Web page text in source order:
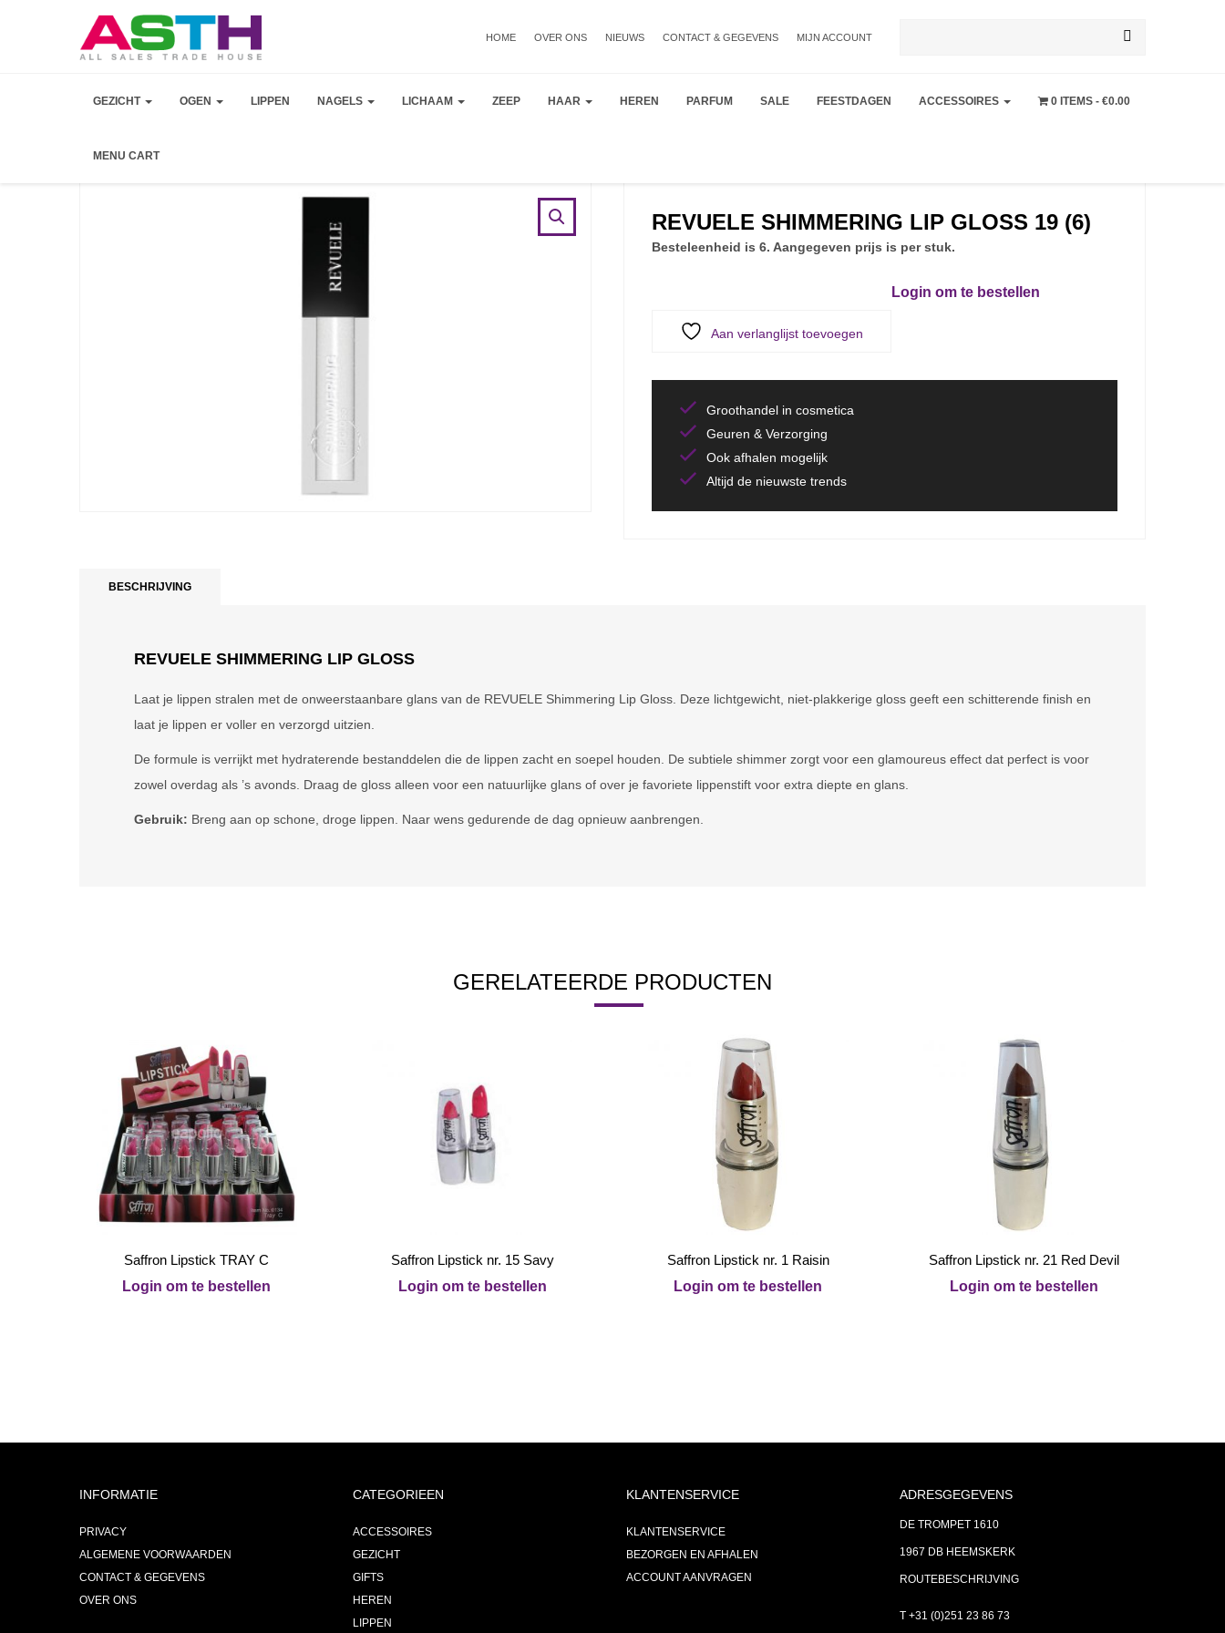
HOME OVER ONS NIEUWS CONTACT & GEGEVENS MIJN ACCOUNT
naar:
GEZICHT OGEN LIPPEN NAGELS LICHAAM ZEEP HAAR HEREN PARFUM SALE FEESTDAGEN ACCESSOIRES 0 ITEMS €0.00
MENU CART
REVUELE SHIMMERING LIP GLOSS 19 (6)
Besteleenheid is 6. Aangegeven prijs is per stuk.
Aan verlanglijst toevoegen
Login om te bestellen
Groothandel in cosmetica
Geuren & Verzorging
Ook afhalen mogelijk
Altijd de nieuwste trends
BESCHRIJVING
REVUELE SHIMMERING LIP GLOSS
Laat je lippen stralen met de onweerstaanbare glans van de REVUELE Shimmering Lip Gloss. Deze lichtgewicht, niet-plakkerige gloss geeft een schitterende finish en
laat je lippen er voller en verzorgd uitzien.
De formule is verrijkt met hydraterende bestanddelen die de lippen zacht en soepel houden. De subtiele shimmer zorgt voor een glamoureus effect dat perfect is voor
zowel overdag als ’s avonds. Draag de gloss alleen voor een natuurlijke glans of over je favoriete lippenstift voor extra diepte en glans.
Gebruik: Breng aan op schone, droge lippen. Naar wens gedurende de dag opnieuw aanbrengen.
GERELATEERDE PRODUCTEN
Saffron Lipstick TRAY C
Login om te bestellen
Saffron Lipstick nr. 15 Savy
Login om te bestellen
Saffron Lipstick nr. 1 Raisin
Login om te bestellen
Saffron Lipstick nr. 21 Red Devil
Login om te bestellen
INFORMATIE
PRIVACY
ALGEMENE VOORWAARDEN
CONTACT & GEGEVENS
OVER ONS
CATEGORIEEN
ACCESSOIRES
GEZICHT
GIFTS
HEREN
LIPPEN
KLANTENSERVICE
KLANTENSERVICE
BEZORGEN EN AFHALEN
ACCOUNT AANVRAGEN
ADRESGEGEVENS
DE TROMPET 1610
1967 DB HEEMSKERK
ROUTEBESCHRIJVING
T +31 (0)251 23 86 73